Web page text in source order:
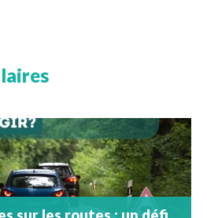
sur les routes : un défi